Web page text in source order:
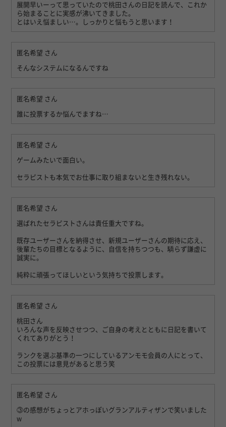
展開早いーって思っていたので桃田さんの日記を読んで、これか
ら始まることに実感が沸いてきました。
とはいえ悩ましい…。しっかりと悩もうと思います！
匿名希望 さん
そんなシステムになるんですね
匿名希望 さん
誰に投票するか悩んでますね…
匿名希望 さん
ゲームみたいで面白い。
セラピストも本気でお仕事に取り組まないと生き残れない。
匿名希望 さん
選ばれたセラピストさんは責任重大ですね。
既存ユーザーさんを納得させ、新規ユーザーさんの期待に応え、
後輩たちの目標となるように、自信を持ちつつも、驕らず謙虚に
誠実に。
純粋に頑張ってほしいという気持ちで投票します。
匿名希望 さん
桃田さん
いろんな声を反映させつつ、ご自身の考えとともに日記を書いて
くれてありがとう！
ランクを選ぶ基準の一つにしているアンモモ会員の人にとって、
この投票には意見があると思う笑
匿名希望 さん
③の感想がちょっとアホっぽいグランアルティザンで笑いました
w